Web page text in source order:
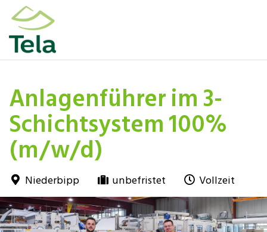
Anlagenführer im 3-
Schichtsystem 100%
(m/w/d)
Niederbipp unbefristet Vollzeit